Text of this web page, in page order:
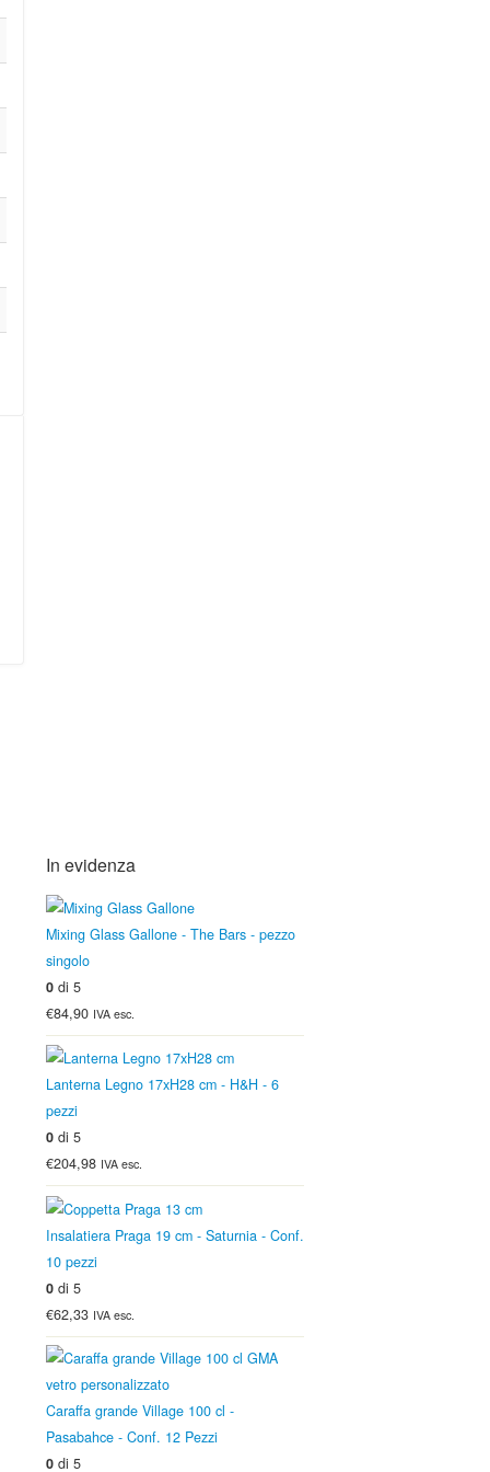
In evidenza
Mixing Glass Gallone - The Bars - pezzo
singolo
0 di 5
€84,90 IVA esc.
Lanterna Legno 17xH28 cm - H&H - 6
pezzi
0 di 5
€204,98 IVA esc.
Insalatiera Praga 19 cm - Saturnia - Conf.
10 pezzi
0 di 5
€62,33 IVA esc.
Caraffa grande Village 100 cl -
Pasabahce - Conf. 12 Pezzi
0 di 5